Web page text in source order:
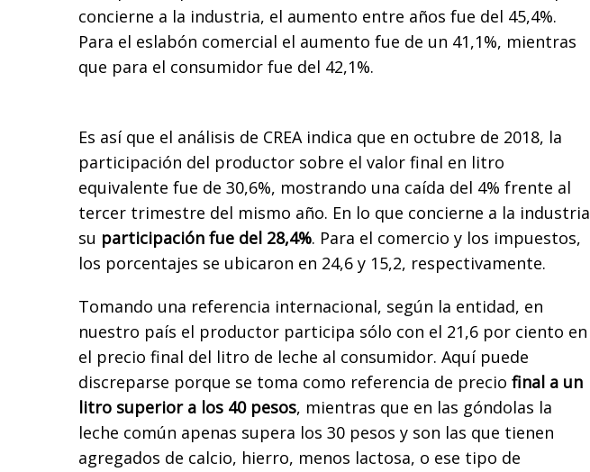
concierne a la industria, el aumento entre años fue del 45,4%.
Para el eslabón comercial el aumento fue de un 41,1%, mientras
que para el consumidor fue del 42,1%.
Es así que el análisis de CREA indica que en octubre de 2018, la
participación del productor sobre el valor final en litro
equivalente fue de 30,6%, mostrando una caída del 4% frente al
tercer trimestre del mismo año. En lo que concierne a la industria
su participación fue del 28,4%. Para el comercio y los impuestos,
los porcentajes se ubicaron en 24,6 y 15,2, respectivamente.
Tomando una referencia internacional, según la entidad, en
nuestro país el productor participa sólo con el 21,6 por ciento en
el precio final del litro de leche al consumidor. Aquí puede
discreparse porque se toma como referencia de precio final a un
litro superior a los 40 pesos, mientras que en las góndolas la
leche común apenas supera los 30 pesos y son las que tienen
agregados de calcio, hierro, menos lactosa, o ese tipo de